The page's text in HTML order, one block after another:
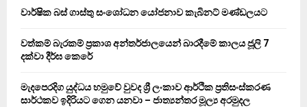
r
වාර්ෂික බස් ගාස්තු සංශෝධන යෝජනාව කැබිනට් මණ්ඩලයට
වත්කම් බැරකම් ප්‍රකාශ අන්තර්ජාලයෙන් බාරදීමේ කාලය ජූලි 7
දක්වා දීර්ඝ කෙරේ
මැදපෙරදිග යුද්ධය හමුවේ වුවද ශ්‍රී ලංකාව ආර්ථික ප්‍රතිසංස්කරණ
සාර්ථකව ඉදිරියට ගෙන යනවා – ජාත්‍යන්තර මූල්‍ය අරමුදල